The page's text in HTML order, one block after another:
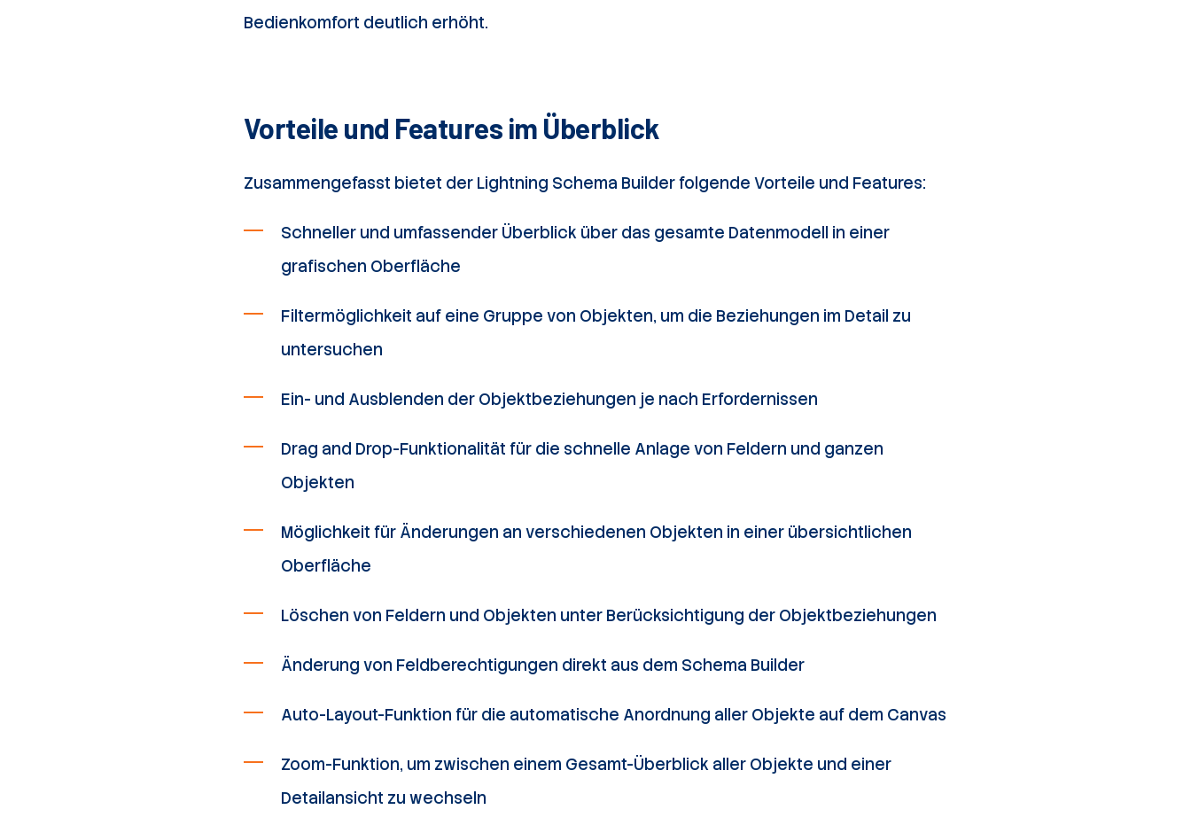
Bedienkomfort deutlich erhöht.
Vorteile und Features im Überblick
Zusammengefasst bietet der Lightning Schema Builder folgende Vorteile und Features:
Schneller und umfassender Überblick über das gesamte Datenmodell in einer
grafischen Oberfläche
Filtermöglichkeit auf eine Gruppe von Objekten, um die Beziehungen im Detail zu
untersuchen
Ein- und Ausblenden der Objektbeziehungen je nach Erfordernissen
Drag and Drop-Funktionalität für die schnelle Anlage von Feldern und ganzen
Objekten
Möglichkeit für Änderungen an verschiedenen Objekten in einer übersichtlichen
Oberfläche
Löschen von Feldern und Objekten unter Berücksichtigung der Objektbeziehungen
Änderung von Feldberechtigungen direkt aus dem Schema Builder
Auto-Layout-Funktion für die automatische Anordnung aller Objekte auf dem Canvas
Zoom-Funktion, um zwischen einem Gesamt-Überblick aller Objekte und einer
Detailansicht zu wechseln